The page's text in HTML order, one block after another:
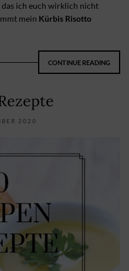
das ich euch wirklich nicht
mein Kürbis Risotto
CONTINUE READING
2020